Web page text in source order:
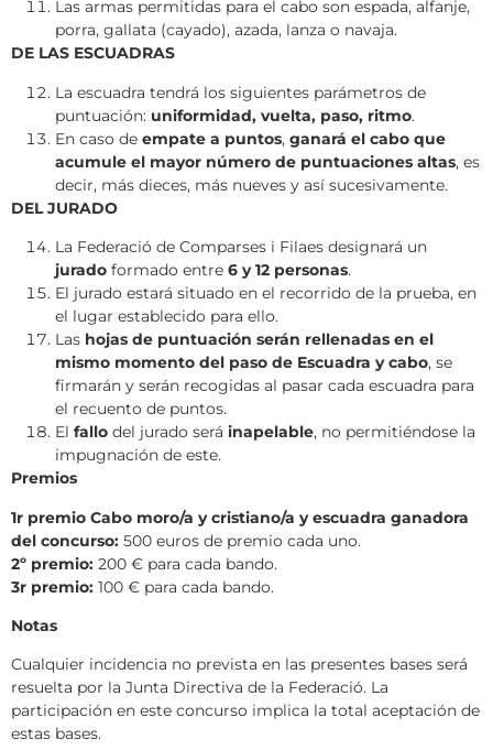
Las armas permitidas para el cabo son espada, alfanje,
porra, gallata (cayado), azada, lanza o navaja.
DE LAS ESCUADRAS
La escuadra tendrá los siguientes parámetros de
puntuación: uniformidad, vuelta, paso, ritmo.
En caso de empate a puntos, ganará el cabo que
acumule el mayor número de puntuaciones altas, es
decir, más dieces, más nueves y así sucesivamente.
DEL JURADO
La Federació de Comparses i Filaes designará un
jurado formado entre 6 y 12 personas.
El jurado estará situado en el recorrido de la prueba, en
el lugar establecido para ello.
Las hojas de puntuación serán rellenadas en el
mismo momento del paso de Escuadra y cabo, se
firmarán y serán recogidas al pasar cada escuadra para
el recuento de puntos.
El fallo del jurado será inapelable, no permitiéndose la
impugnación de este.
Premios
1r premio Cabo moro/a y cristiano/a y escuadra ganadora
del concurso: 500 euros de premio cada uno.
2º premio: 200 € para cada bando.
3r premio: 100 € para cada bando.
Notas
Cualquier incidencia no prevista en las presentes bases será
resuelta por la Junta Directiva de la Federació. La
participación en este concurso implica la total aceptación de
estas bases.